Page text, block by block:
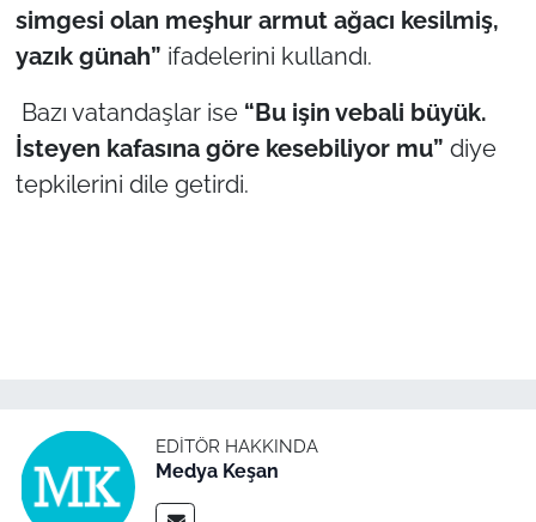
simgesi olan meşhur armut ağacı kesilmiş,
yazık günah” ifadelerini kullandı.
Bazı vatandaşlar ise “Bu işin vebali büyük.
İsteyen kafasına göre kesebiliyor mu” diye
tepkilerini dile getirdi.
EDITÖR HAKKINDA
Medya Keşan
Bilim Teknoloji
English News
Canlı Maç